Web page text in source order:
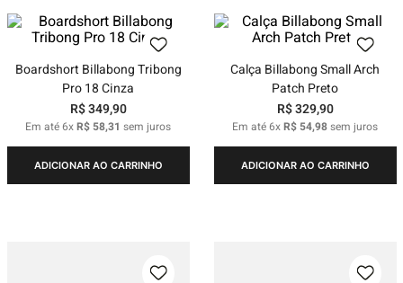
Boardshort Billabong Tribong
Pro 18 Cinza
R$349,90
Em até6xR$ 58,31 sem juros
ADICIONAR AO CARRINHO
Calça Billabong Small Arch
Patch Preto
R$329,90
Em até6xR$ 54,98sem juros
ADICIONAR AO CARRINHO